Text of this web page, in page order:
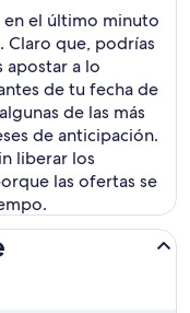
en el último minuto
que, podrías
apostar a lo
de tu fecha de
de las más
de anticipación.
liberar los
las ofertas se